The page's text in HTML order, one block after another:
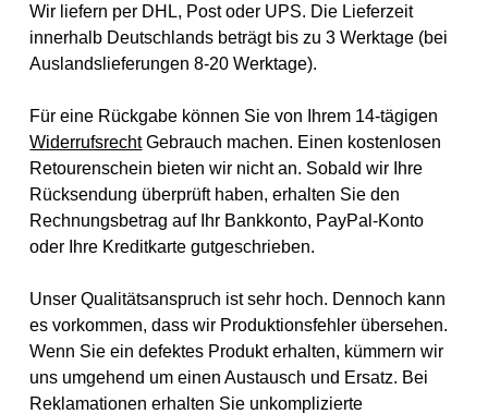
Wir liefern per DHL, Post oder UPS. Die Lieferzeit
innerhalb Deutschlands beträgt bis zu 3 Werktage (bei
Auslandslieferungen 8-20 Werktage).
Für eine Rückgabe können Sie von Ihrem 14-tägigen
WiderrufsrechtGebrauch machen. Einen kostenlosen
Retourenschein bieten wir nicht an. Sobald wir Ihre
Rücksendung überprüft haben, erhalten Sie den
Rechnungsbetrag auf Ihr Bankkonto, PayPal-Konto
oder Ihre Kreditkarte gutgeschrieben.
Unser Qualitätsanspruch ist sehr hoch. Dennoch kann
es vorkommen, dass wir Produktionsfehler übersehen.
Wenn Sie ein defektes Produkt erhalten, kümmern wir
uns umgehend um einen Austausch und Ersatz. Bei
Reklamationen erhalten Sie unkomplizierte